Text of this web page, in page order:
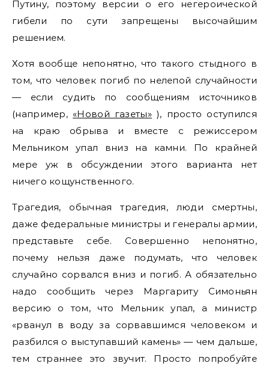
Путину, поэтому версии о его негероической
гибели по сути запрещены высочайшим
решением.
Хотя вообще непонятно, что такого стыдного в
том, что человек погиб по нелепой случайности
— если судить по сообщениям источников
(например, «Новой газеты»), просто оступился
на краю обрыва и вместе с режиссером
Мельником упал вниз на камни. По крайней
мере уж в обсуждении этого варианта нет
ничего кощунственного.
Трагедия, обычная трагедия, люди смертны,
даже федеральные министры и генералы армии,
представьте себе. Совершенно непонятно,
почему нельзя даже подумать, что человек
случайно сорвался вниз и погиб. А обязательно
надо сообщить через Маргариту Симоньян
версию о том, что Мельник упал, а министр
«рванул в воду за сорвавшимся человеком и
разбился о выступавший камень» — чем дальше,
тем страннее это звучит. Просто попробуйте